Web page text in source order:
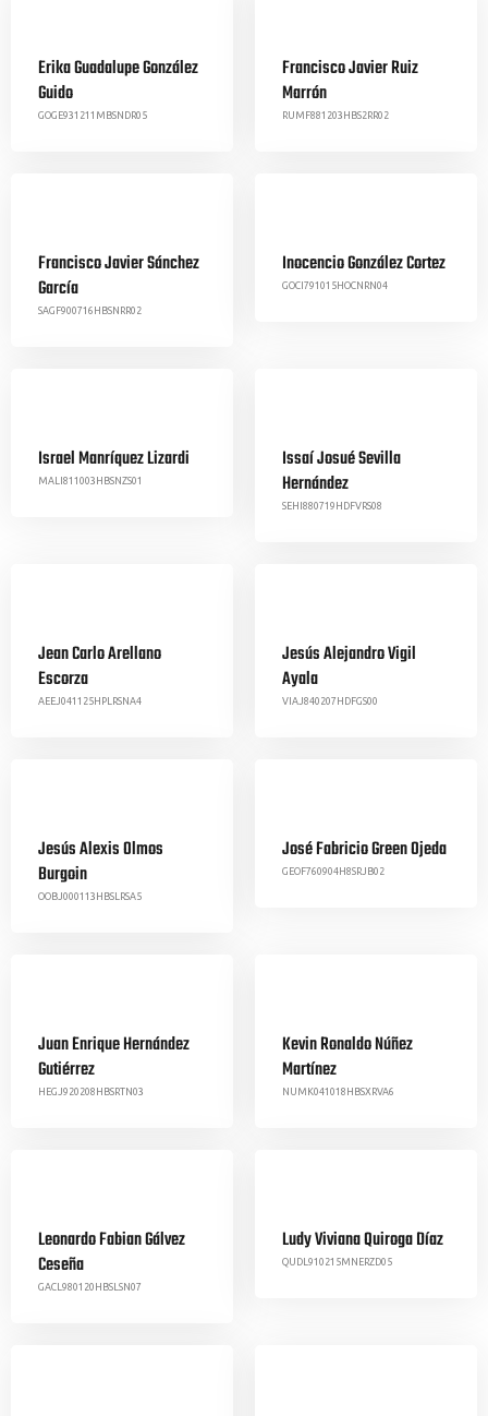
Erika Guadalupe González
Guido
GOGE931211MBSNDR05
Francisco Javier Ruiz
Marrón
RUMF881203HBS2RR02
Francisco Javier Sánchez
García
SAGF900716HBSNRR02
Inocencio González Cortez
GOCI791015HOCNRN04
Israel Manríquez Lizardi
MALI811003HBSNZS01
Issaí Josué Sevilla
Hernández
SEHI880719HDFVRS08
Jean Carlo Arellano
Escorza
AEEJ041125HPLRSNA4
Jesús Alejandro Vigil
Ayala
VIAJ840207HDFGS00
Jesús Alexis Olmos
Burgoin
OOBJ000113HBSLRSA5
José Fabricio Green Ojeda
GEOF760904H8SRJB02
Juan Enrique Hernández
Gutiérrez
HEGJ920208HBSRTN03
Kevin Ronaldo Núñez
Martínez
NUMK041018HBSXRVA6
Leonardo Fabian Gálvez
Ceseña
GACL980120HBSLSN07
Ludy Viviana Quiroga Díaz
QUDL910215MNERZD05